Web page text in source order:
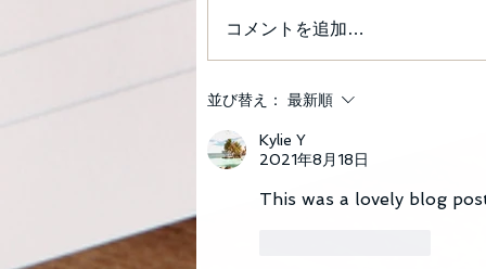
コメントを追加…
並び替え： 最新順
Kylie Y
2021年8月18日
This was a lovely blog